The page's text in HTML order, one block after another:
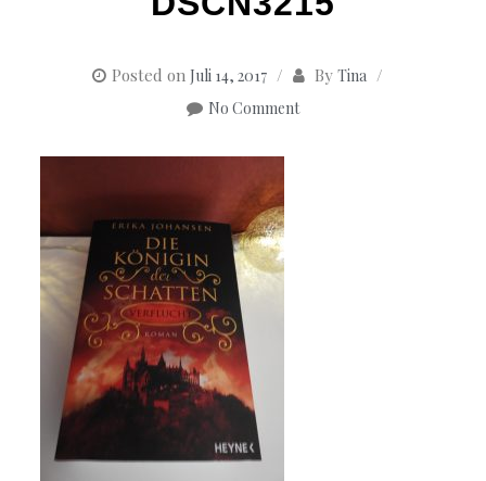
Posted on Juli 14, 2017 By Tina
No Comment